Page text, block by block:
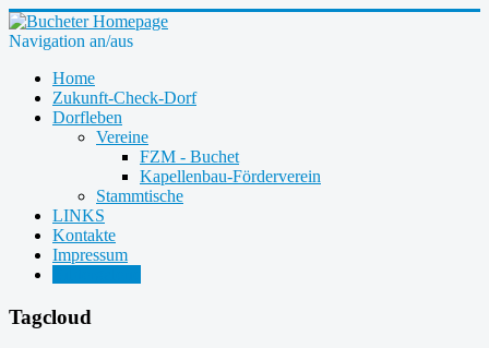
Navigation an/aus
Home
Zukunft-Check-Dorf
Dorfleben
Vereine
FZM - Buchet
Kapellenbau-Förderverein
Stammtische
LINKS
Kontakte
Impressum
Tagcloud